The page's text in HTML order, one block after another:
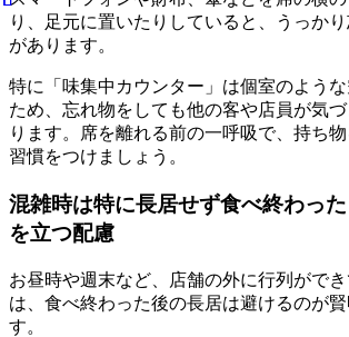
り、足元に置いたりしていると、うっか
があります。
特に「味集中カウンター」は個室のよう
ため、 忘れ物をしても他の客や店員が気
ります。 席を離れる前の一呼吸で、持ち
習慣をつけましょう。
混雑時は特に長居せず食べ終わっ
を立つ配慮
お昼時や週末など、店舗の外に行列がで
は、 食べ終わった後の長居は避けるのが
す。